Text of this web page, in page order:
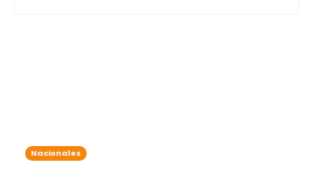
Nacionales